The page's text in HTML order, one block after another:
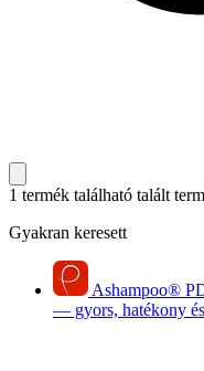
1 termék található talált
Gyakran keresett
Ashampoo®
— gyors, hatékony